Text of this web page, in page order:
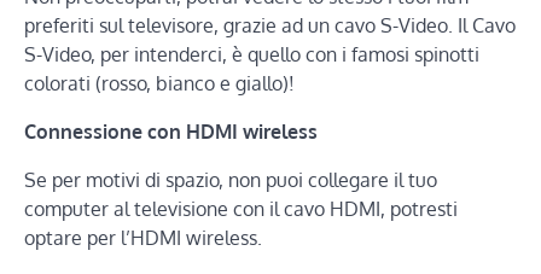
preferiti sul televisore, grazie ad un cavo S-Video. Il Cavo
S-Video, per intenderci, è quello con i famosi spinotti
colorati (rosso, bianco e giallo)!
Connessione con HDMI wireless
Se per motivi di spazio, non puoi collegare il tuo
computer al televisione con il cavo HDMI, potresti
optare per l’HDMI wireless.